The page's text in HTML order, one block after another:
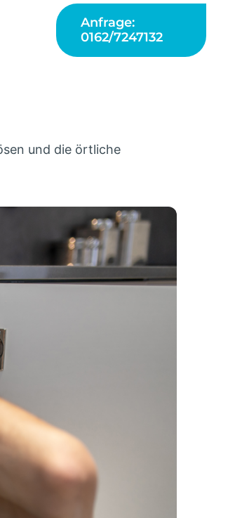
Anfrage:
0162/7247132
und die örtliche